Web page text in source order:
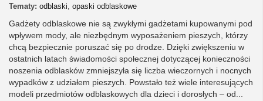
Tematy: odblaski, opaski odblaskowe
Gadżety odblaskowe nie są zwykłymi gadżetami kupowanymi pod
wpływem mody, ale niezbędnym wyposażeniem pieszych, którzy
chcą bezpiecznie poruszać się po drodze. Dzięki zwiększeniu w
ostatnich latach świadomości społecznej dotyczącej konieczności
noszenia odblasków zmniejszyła się liczba wieczornych i nocnych
wypadków z udziałem pieszych. Powstało też wiele interesujących
modeli przedmiotów odblaskowych dla dzieci i dorosłych – od...